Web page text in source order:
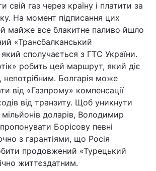
свій газ через країну і платити за
На момент підписання цих
майже все блакитне паливо йшло
«Трансбалканський
сполучається з ГТС України.
робить цей маршрут, який діє
непотрібним. Болгарія може
від «Газпрому» компенсації
від транзиту. Щоб уникнути
доларів, Володимир
Борісову певні
з гарантіями, що Росія
продовжений «Турецький
життєздатним.